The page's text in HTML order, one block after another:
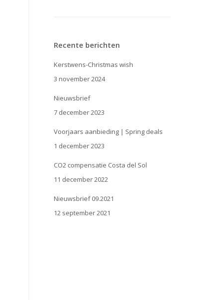
Recente berichten
Kerstwens-Christmas wish
3 november 2024
Nieuwsbrief
7 december 2023
Voorjaars aanbieding | Spring deals
1 december 2023
CO2 compensatie Costa del Sol
11 december 2022
Nieuwsbrief 09.2021
12 september 2021